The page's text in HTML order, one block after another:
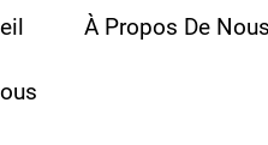
À Propos De Nous